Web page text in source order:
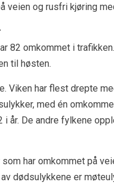
veien og rusfri kjøring
82 omkommet i
til høsten.
Viken har flest drepte
med én
år. De andre fylkene
har omkommet på
dødsulykkene er